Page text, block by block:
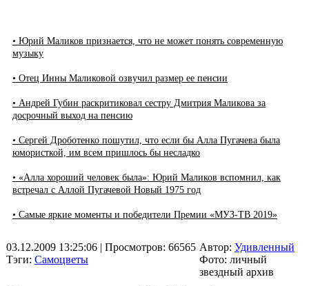
• Юрий Маликов признается, что не может понять современную
музыку
• Отец Инны Маликовой озвучил размер ее пенсии
• Андрей Губин раскритиковал сестру Дмитрия Маликова за
досрочный выход на пенсию
• Сергей Дроботенко пошутил, что если бы Алла Пугачева была
юмористкой, им всем пришлось бы несладко
• «Алла хороший человек была»: Юрий Маликов вспомнил, как
встречал с Аллой Пугачевой Новый 1975 год
• Самые яркие моменты и победители Премии «МУЗ-ТВ 2019»
03.12.2009 13:25:06 | Просмотров: 66565
Тэги: Самоцветы
Автор: Удивленный
Фото: личный
звездный архив